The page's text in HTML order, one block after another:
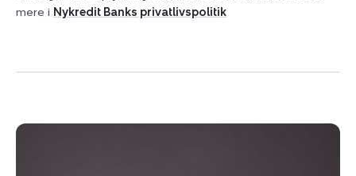
mere i Nykredit Banks privatlivspolitik